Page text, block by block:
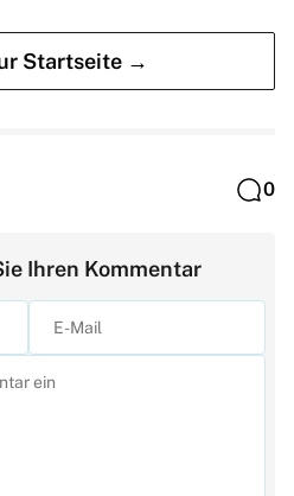
Startseite →
0
Ihren Kommentar